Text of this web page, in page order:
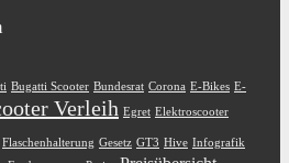
Bugatti Scooter Bundesrat Corona E-Bikes E-
Verleih Egret Elektroscooter
Flaschenhalterung Gesetz GT3 Hive Infografik